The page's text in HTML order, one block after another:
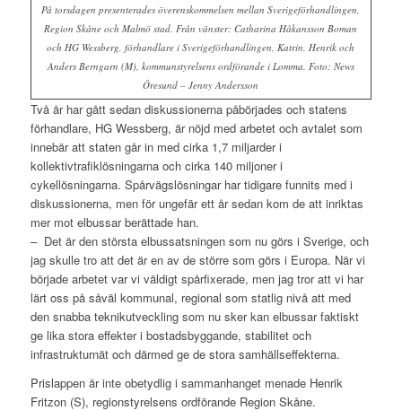
På torsdagen presenterades överenskommelsen mellan Sverigeförhandlingen,
Region Skåne och Malmö stad. Från vänster: Catharina Håkansson Boman
och HG Wessberg, förhandlare i Sverigeförhandlingen, Katrin, Henrik och
Anders Berngarn (M), kommunstyrelsens ordförande i Lomma. Foto: News
Öresund – Jenny Andersson
Två år har gått sedan diskussionerna påbörjades och statens
förhandlare, HG Wessberg, är nöjd med arbetet och avtalet som
innebär att staten går in med cirka 1,7 miljarder i
kollektivtrafiklösningarna och cirka 140 miljoner i
cykellösningarna. Spårvägslösningar har tidigare funnits med i
diskussionerna, men för ungefär ett år sedan kom de att inriktas
mer mot elbussar berättade han.
– Det är den största elbussatsningen som nu görs i Sverige, och
jag skulle tro att det är en av de större som görs i Europa. När vi
började arbetet var vi väldigt spårfixerade, men jag tror att vi har
lärt oss på såväl kommunal, regional som statlig nivå att med
den snabba teknikutveckling som nu sker kan elbussar faktiskt
ge lika stora effekter i bostadsbyggande, stabilitet och
infrastrukturnät och därmed ge de stora samhällseffekterna.
Prislappen är inte obetydlig i sammanhanget menade Henrik
Fritzon (S), regionstyrelsens ordförande Region Skåne.